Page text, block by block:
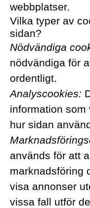
webbplatser.
Vilka typer av
sidan?
Nödvändiga
nödvändiga för
ordentligt.
Analyscookies:
information som
hur sidan
används för att
marknadsföring
visa annonser
vissa fall utför